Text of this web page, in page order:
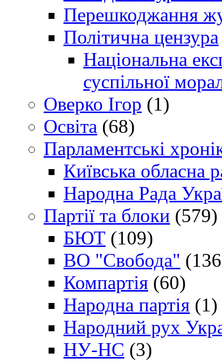
Перешкоджання
Політична цензура
Національна
суспільної
Оверко Ігор (1)
Освіта (68)
Парламентські
Київська обласна
Народна Рада
Партії та блоки (579)
БЮТ (109)
ВО "Свобода"
Компартія (60)
Народна партія (1)
Народний рух
НУ-НС (3)